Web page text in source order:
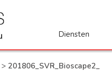
Diensten
> 201806_SVR_Bioscape2_